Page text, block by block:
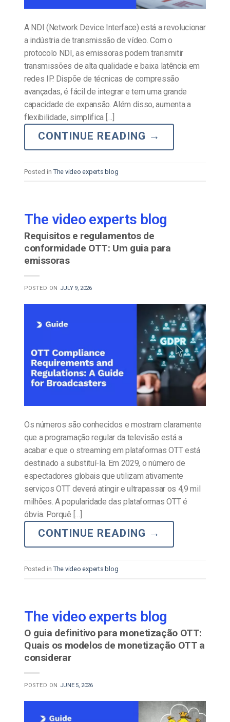
A NDI (Network Device Interface) está a revolucionar
a indústria de transmissão de vídeo. Com o
protocolo NDI, as emissoras podem transmitir
transmissões de alta qualidade e baixa latência em
redes IP. Dispõe de técnicas de compressão
avançadas, é fácil de integrar e tem uma grande
capacidade de expansão. Além disso, aumenta a
flexibilidade, simplifica […]
CONTINUE READING →
Posted in The video experts blog
The video experts blog
Requisitos e regulamentos de
conformidade OTT: Um guia para
emissoras
POSTED ON JULY 9, 2026
Os números são conhecidos e mostram claramente
que a programação regular da televisão está a
acabar e que o streaming em plataformas OTT está
destinado a substituí-la. Em 2029, o número de
espectadores globais que utilizam ativamente
serviços OTT deverá atingir e ultrapassar os 4,9 mil
milhões. A popularidade das plataformas OTT é
óbvia. Porquê […]
CONTINUE READING →
Posted in The video experts blog
The video experts blog
O guia definitivo para monetização OTT:
Quais os modelos de monetização OTT a
considerar
POSTED ON JUNE 5, 2026